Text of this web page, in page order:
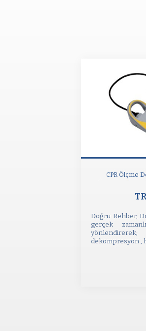
CPR Ölçme
Doğru Rehber,
gerçek
dekompresyon ,